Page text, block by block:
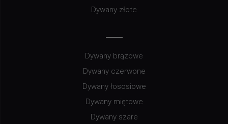
Dywany złote
Dywany brązowe
Dywany czerwone
Dywany łososiowe
Dywany miętowe
Dywany szare